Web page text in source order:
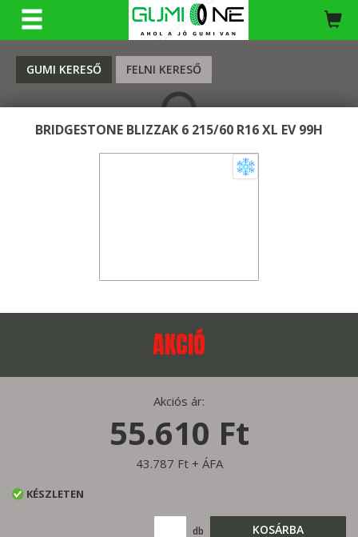
GUMI KERESŐ FELNI KERESŐ
KERESÉS
BRIDGESTONE BLIZZAK 6 215/60 R16 XL EV 99H
AKCIÓ
Akciós ár:
55.610 Ft
43.787 Ft + ÁFA
KÉSZLETEN
db KOSÁRBA